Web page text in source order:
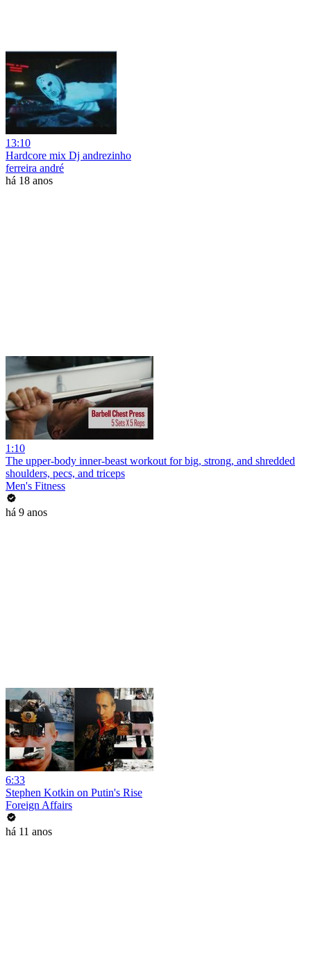
13:10
Hardcore mix Dj andrezinho
ferreira andré
há 18 anos
1:10
The upper-body inner-beast workout for big, strong, and shredded
shoulders, pecs, and triceps
Men's Fitness
há 9 anos
6:33
Stephen Kotkin on Putin's Rise
Foreign Affairs
há 11 anos